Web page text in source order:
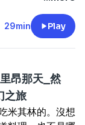
處理不好，就算
成。👼 一路陪
邊，是誰在陪我
直跟著你，祂
的時候才出
魔界訊息干擾
高我覺得「你
是，Susu 那次
出現那位黑白天
破碎、心臟揪得
停下來，重新看
沒注意」的直
」
，好像被懲罰
生來諮詢，身
米迦勒的協作
方進修」，孩
，而是各自安
。不只身體，
張的框架,但奧
東方的禪。
出的那句話不
疙瘩 ✨
畫面，只覺得
熱熱的，本來手
去買書，認真
在的？
像：
29min Play
昂那天_然
之旅
米其林的。沒想